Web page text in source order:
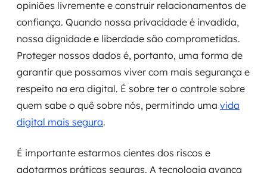
opiniões livremente e construir relacionamentos de
confiança. Quando nossa privacidade é invadida,
nossa dignidade e liberdade são comprometidas.
Proteger nossos dados é, portanto, uma forma de
garantir que possamos viver com mais segurança e
respeito na era digital. É sobre ter o controle sobre
quem sabe o quê sobre nós, permitindo uma vida
digital mais segura.
É importante estarmos cientes dos riscos e
adotarmos práticas seguras. A tecnologia avança